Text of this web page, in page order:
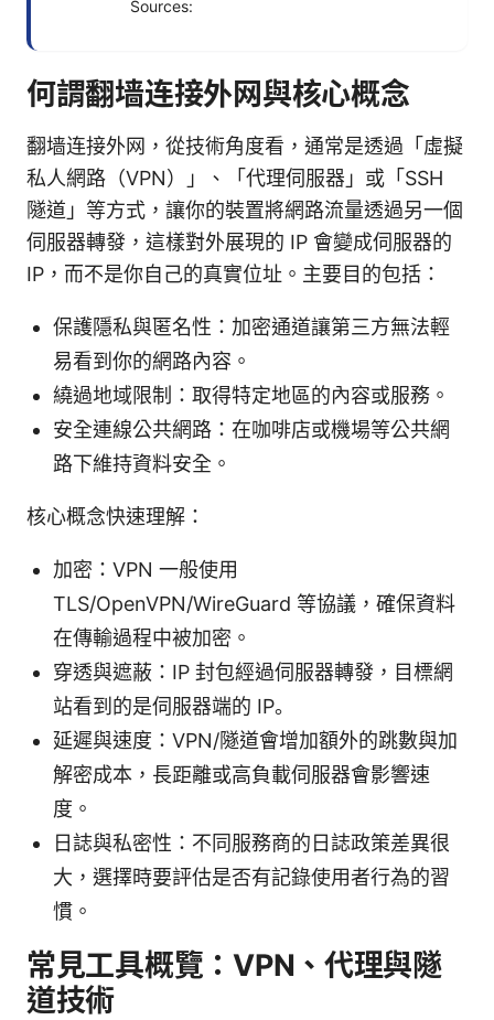
Sources:
何謂翻墙连接外网與核心概念
翻墙连接外网，從技術角度看，通常是透過「虛擬
私人網路（VPN）」、「代理伺服器」或「SSH
隧道」等方式，讓你的裝置將網路流量透過另一個
伺服器轉發，這樣對外展現的 IP 會變成伺服器的
IP，而不是你自己的真實位址。主要目的包括：
保護隱私與匿名性：加密通道讓第三方無法輕
易看到你的網路內容。
繞過地域限制：取得特定地區的內容或服務。
安全連線公共網路：在咖啡店或機場等公共網
路下維持資料安全。
核心概念快速理解：
加密：VPN 一般使用
TLS/OpenVPN/WireGuard 等協議，確保資料
在傳輸過程中被加密。
穿透與遮蔽：IP 封包經過伺服器轉發，目標網
站看到的是伺服器端的 IP。
延遲與速度：VPN/隧道會增加額外的跳數與加
解密成本，長距離或高負載伺服器會影響速
度。
日誌與私密性：不同服務商的日誌政策差異很
大，選擇時要評估是否有記錄使用者行為的習
慣。
常見工具概覽：VPN、代理與隧
道技術